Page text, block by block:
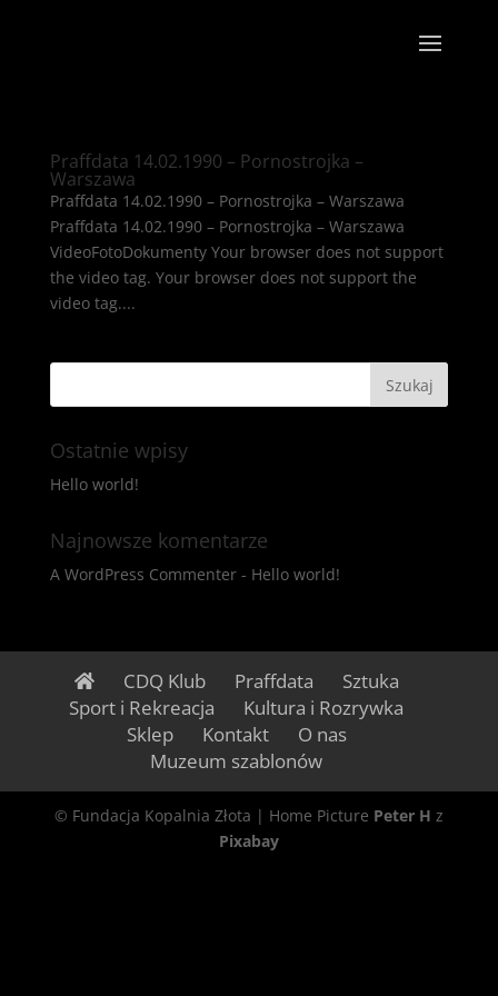
Praffdata 14.02.1990 – Pornostrojka –
Warszawa
Praffdata 14.02.1990 – Pornostrojka – Warszawa
Praffdata 14.02.1990 – Pornostrojka – Warszawa
VideoFotoDokumenty Your browser does not support
the video tag. Your browser does not support the
video tag....
Ostatnie wpisy
Hello world!
Najnowsze komentarze
A WordPress Commenter- Hello world!
CDQ Klub Praffdata
Sztuka
Sport i Rekreacja
Kultura i Rozrywka
Sklep
Kontakt
O nas
Muzeum szablonów
© Fundacja Kopalnia Złota | Home Picture Peter H z
Pixabay